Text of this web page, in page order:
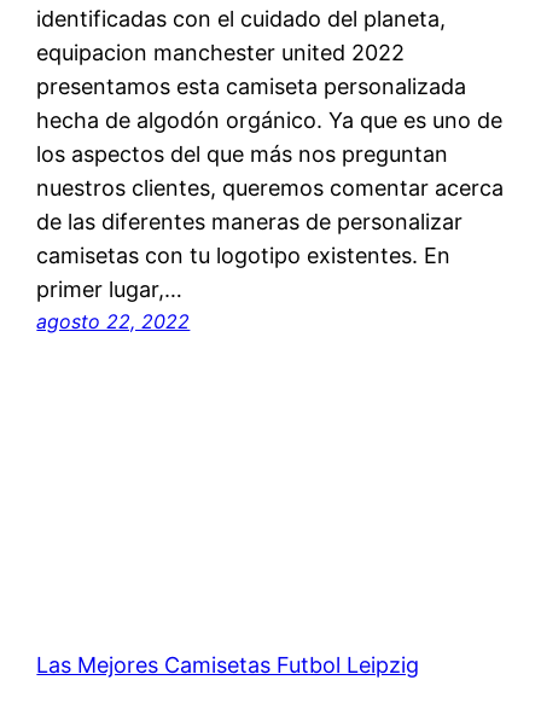
identificadas con el cuidado del planeta,
equipacion manchester united 2022
presentamos esta camiseta personalizada
hecha de algodón orgánico. Ya que es uno de
los aspectos del que más nos preguntan
nuestros clientes, queremos comentar acerca
de las diferentes maneras de personalizar
camisetas con tu logotipo existentes. En
primer lugar,…
agosto 22, 2022
Las Mejores Camisetas Futbol Leipzig